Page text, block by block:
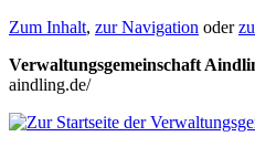
Zum Inhalt, zur Navigation oder
Verwaltungsgemeinschaft
aindling.de/